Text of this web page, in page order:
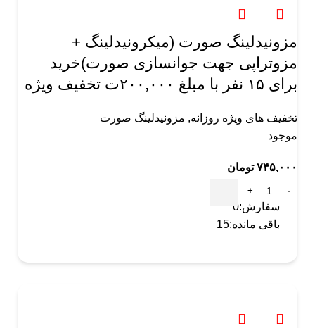
مزونیدلینگ صورت (میکرونیدلینگ +
مزوتراپی جهت جوانسازی صورت)خرید
برای ۱۵ نفر با مبلغ ۲۰۰,۰۰۰ت تخفیف ویژه
تخفیف های ویژه روزانه, مزونیدلینگ صورت
موجود
۷۴۵,۰۰۰ تومان
سفارش:0
باقی مانده:15